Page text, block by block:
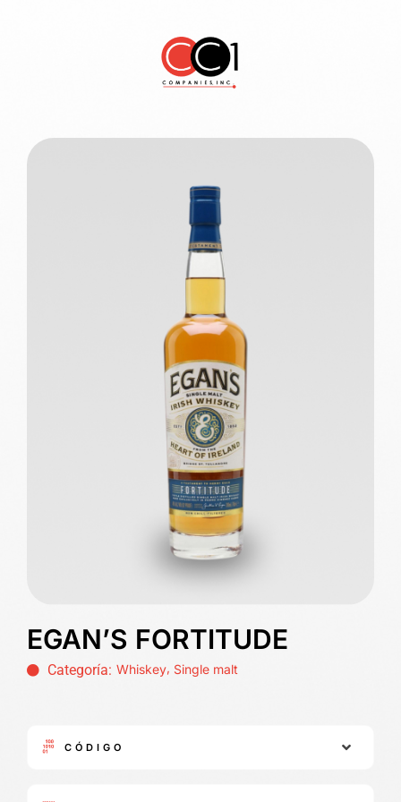
EGAN’S FORTITUDE
Categoría: Whiskey, Single malt
CÓDIGO